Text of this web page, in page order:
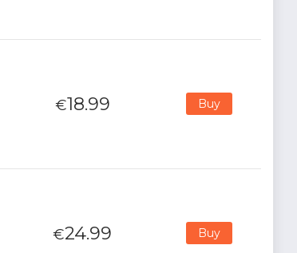
€18.99 Buy
€24.99 Buy